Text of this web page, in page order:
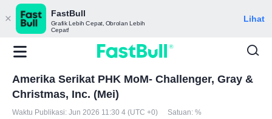
FastBull
Grafik Lebih Cepat, Obrolan Lebih
Cepat!
Lihat
Amerika Serikat PHK MoM- Challenger, Gray &
Christmas, Inc. (Mei)
Waktu Publikasi: Jun 2026 11:30 4 (UTC +0) Satuan: %